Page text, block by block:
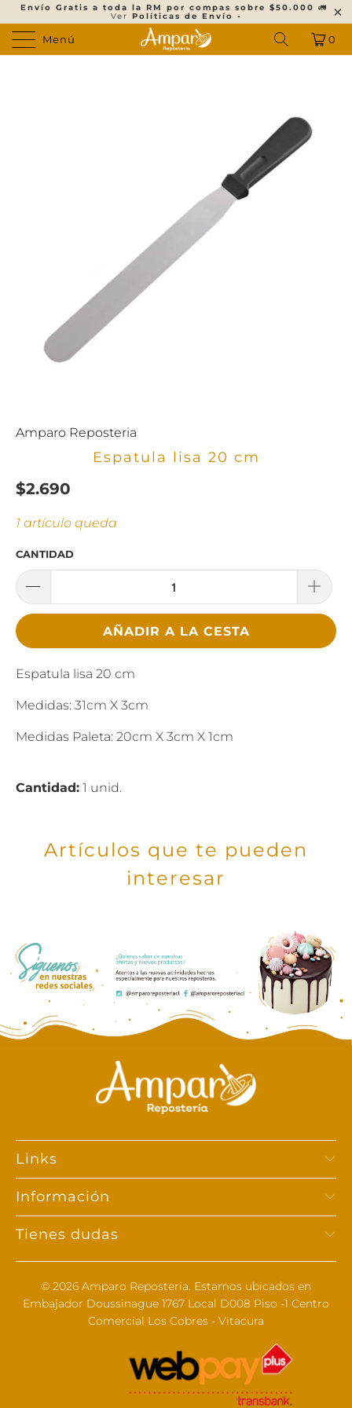
Envío Gratis a toda la RM por compas sobre $50.000 🚛
Ver Políticas de Envío -
Menú 0
Amparo Reposteria
Espatula lisa 20 cm
$2.690
1 artículo queda
CANTIDAD
AÑADIR A LA CESTA
Espatula lisa 20 cm
Medidas: 31cm X 3cm
Medidas Paleta: 20cm X 3cm X 1cm
Cantidad: 1 unid.
Artículos que te pueden
interesar
Links
Información
Tienes dudas
© 2026 Amparo Reposteria. Estamos ubicados en
Embajador Doussinague 1767 Local D008 Piso -1 Centro
Comercial Los Cobres - Vitacura